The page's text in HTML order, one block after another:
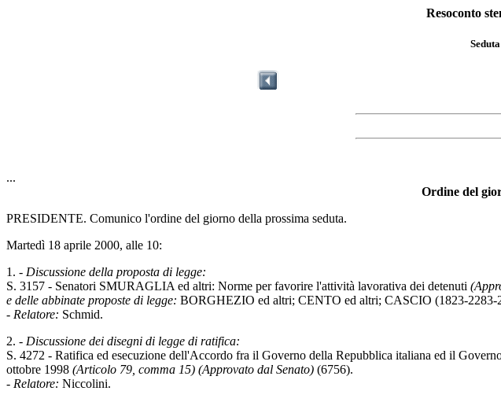
Resoconto
...
Ordine del
PRESIDENTE. Comunico l'ordine del giorno della prossima seduta.
Martedì 18 aprile 2000, alle 10:
1. - Discussione della proposta di legge:
S. 3157 - Senatori SMURAGLIA ed altri: Norme per favorire l'attività lavorativa dei detenuti
e delle abbinate proposte di legge: BORGHEZIO ed altri; CENTO ed altri; CASCIO (1823-2283-
- Relatore: Schmid.
2. - Discussione dei disegni di legge di ratifica:
S. 4272 - Ratifica ed esecuzione dell'Accordo fra il Governo della Repubblica italiana ed il
ottobre 1998 (Articolo 79, comma 15) (Approvato dal Senato) (6756).
- Relatore: Niccolini.